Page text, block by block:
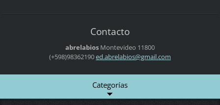
Contacto
abrelabios Montevideo 11800
(+598)98362190ed.abrelabios@gmail.com
Categorías